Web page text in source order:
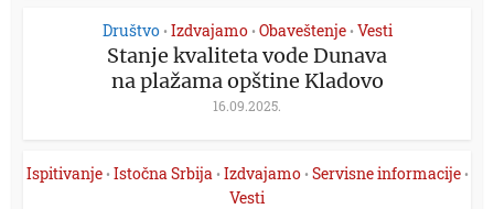
Društvo • Izdvajamo • Obaveštenje • Vesti
Stanje kvaliteta vode Dunava
na plažama opštine Kladovo
16.09.2025.
Ispitivanje • Istočna Srbija • Izdvajamo • Servisne informacije •
Vesti